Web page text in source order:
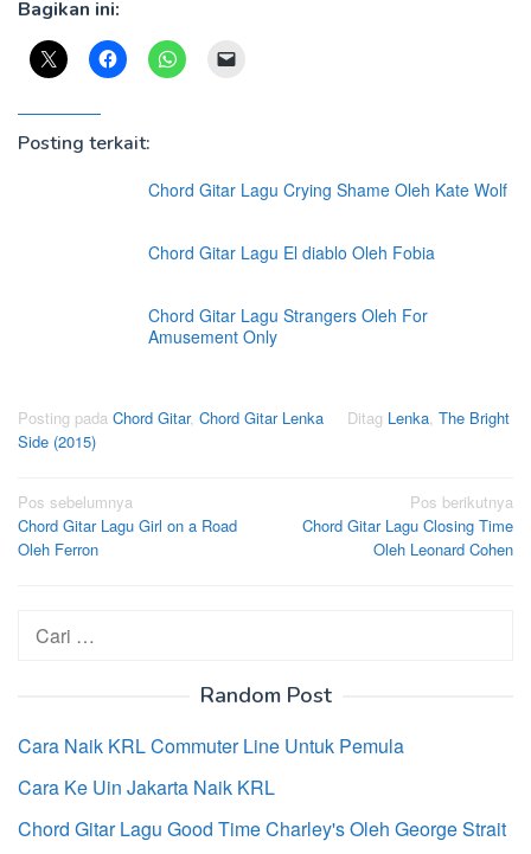
Bagikan ini:
Posting terkait:
Chord Gitar Lagu Crying Shame Oleh Kate Wolf
Chord Gitar Lagu El diablo Oleh Fobia
Chord Gitar Lagu Strangers Oleh For
Amusement Only
Posting pada Chord Gitar, Chord Gitar Lenka Ditag Lenka, The Bright
Side (2015)
Navigasi
pos
Pos sebelumnya
Chord Gitar Lagu Girl on a Road
Oleh Ferron
Pos berikutnya
Chord Gitar Lagu Closing Time
Oleh Leonard Cohen
Cari
untuk:
Random Post
Cara Naik KRL Commuter Line Untuk Pemula
Cara Ke Uin Jakarta Naik KRL
Chord Gitar Lagu Good Time Charley's Oleh George Strait